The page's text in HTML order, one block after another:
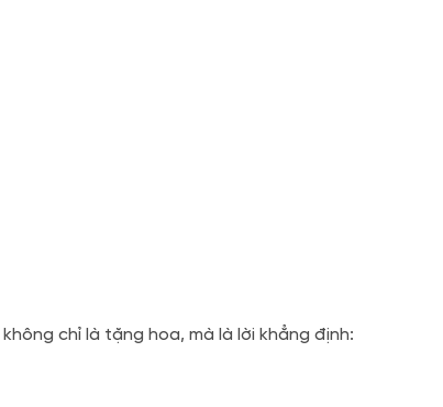
không chỉ là tặng hoa, mà là lời khẳng định: